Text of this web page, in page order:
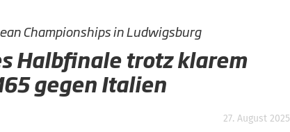
Championships in Ludwigsburg
Halbfinale trotz klarem
gegen Italien
27. August 2025